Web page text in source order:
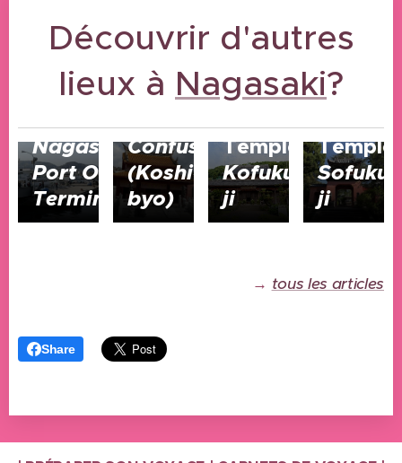
Découvrir d'autres
lieux à Nagasaki?
Nagasaki
PortOhato
Terminal
06/02/2026
Temple
de
Confusius
(Koshi-
byo)
Temple
Kofuku-
ji
Temple
Sofuku-
ji
→ tous les articles
Share